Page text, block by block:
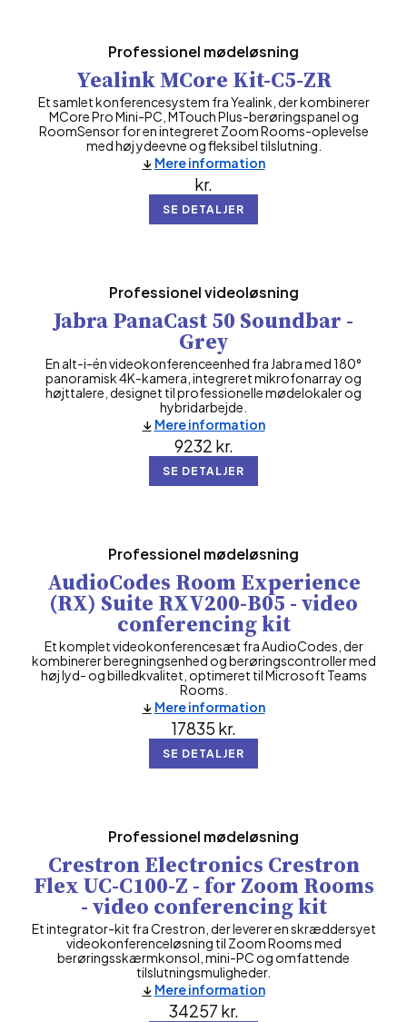
Professionel mødeløsning
Yealink MCore Kit-C5-ZR
Et samlet konferencesystem fra Yealink, der kombinerer
MCore Pro Mini-PC, MTouch Plus-berøringspanel og
RoomSensor for en integreret Zoom Rooms-oplevelse
med høj ydeevne og fleksibel tilslutning.
kr.
SE DETALJER
Mere information
Professionel videoløsning
Jabra PanaCast 50 Soundbar -
Grey
En alt-i-én videokonferenceenhed fra Jabra med 180°
panoramisk 4K-kamera, integreret mikrofonarray og
højttalere, designet til professionelle mødelokaler og
hybridarbejde.
9232 kr.
SE DETALJER
Mere information
Professionel mødeløsning
AudioCodes Room Experience
(RX) Suite RXV200-B05 - video
conferencing kit
Et komplet videokonferencesæt fra AudioCodes, der
kombinerer beregningsenhed og berøringscontroller med
høj lyd- og billedkvalitet, optimeret til Microsoft Teams
Rooms.
17835 kr.
SE DETALJER
Mere information
Professionel mødeløsning
Crestron Electronics Crestron
Flex UC-C100-Z - for Zoom Rooms
- video conferencing kit
Et integrator-kit fra Crestron, der leverer en skræddersyet
videokonferenceløsning til Zoom Rooms med
berøringsskærmkonsol, mini-PC og omfattende
tilslutningsmuligheder.
34257 kr.
Mere information